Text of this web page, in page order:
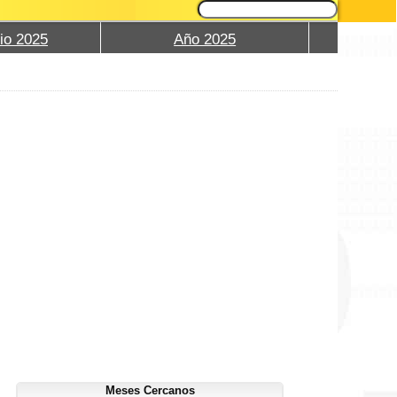
2025 Año 2025
Meses Cercanos